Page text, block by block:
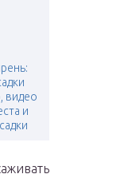
видео
и